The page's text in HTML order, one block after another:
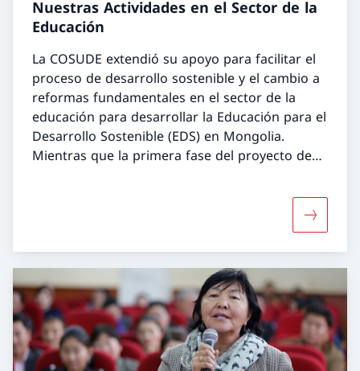
Nuestras Actividades en el Sector de la
Educación
La COSUDE extendió su apoyo para facilitar el
proceso de desarrollo sostenible y el cambio a
reformas fundamentales en el sector de la
educación para desarrollar la Educación para el
Desarrollo Sostenible (EDS) en Mongolia.
Mientras que la primera fase del proyecto de
comprensión y la práctica de la EDS para que
arraigara entre los ejecutores a nivel nacional y
en las provincias seleccionadas. El objetivo
general del proyecto era promover un futuro
ambiental, social y económicamente
responsable, equitativo y sostenible para el
pueblo de Mongolia mediante la Educación
Más